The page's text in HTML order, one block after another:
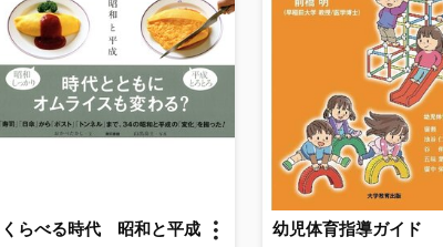
くらべる時代 昭和と平成 幼児体育指導ガイド